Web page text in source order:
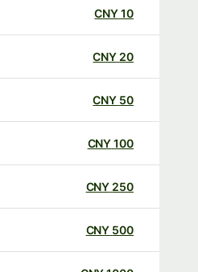
CNY
20
CNY
50
CNY
100
CNY
250
CNY
500
CNY